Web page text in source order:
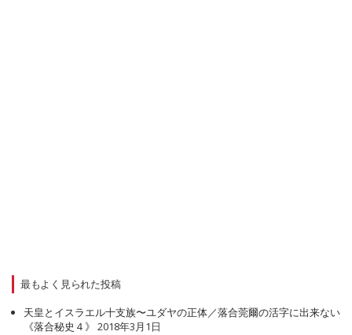
最もよく見られた投稿
天皇とイスラエル十支族〜ユダヤの正体／落合莞爾の活字に出来ない
《落合秘史４》 2018年3月1日